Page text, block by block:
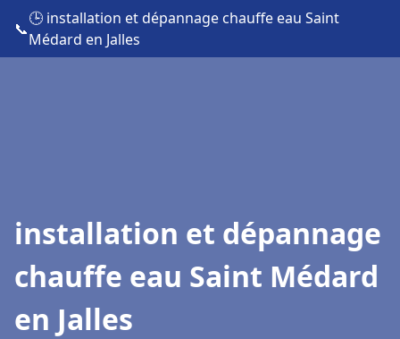
📞
🕒 installation et dépannage chauffe eau Saint
Médard en Jalles
installation et dépannage
chauffe eau Saint Médard
en Jalles